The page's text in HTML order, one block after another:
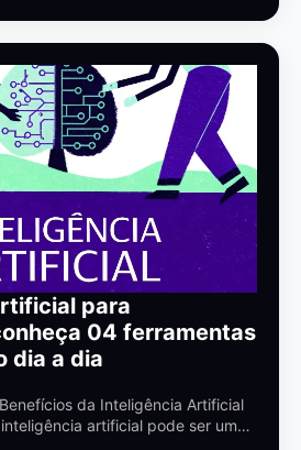
para
04 ferramentas
dia a dia
da Inteligência Artificial
artificial pode ser um…